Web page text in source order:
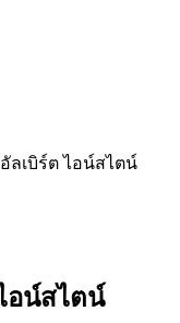
ลเบิร์ต ไอน์สไตน์
อน์สไตน์